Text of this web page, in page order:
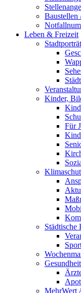
Baustellen
Leben & Freizeit
Stadtporträt
Kinder,
Für
Städtische
Gesundheit
MehrWert